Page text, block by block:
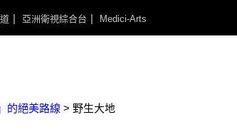
亞洲衛視綜合台 Medici-Arts
的絕美路線 > 野生大地